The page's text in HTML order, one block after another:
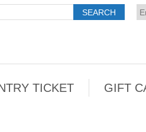
TICKET GIFT